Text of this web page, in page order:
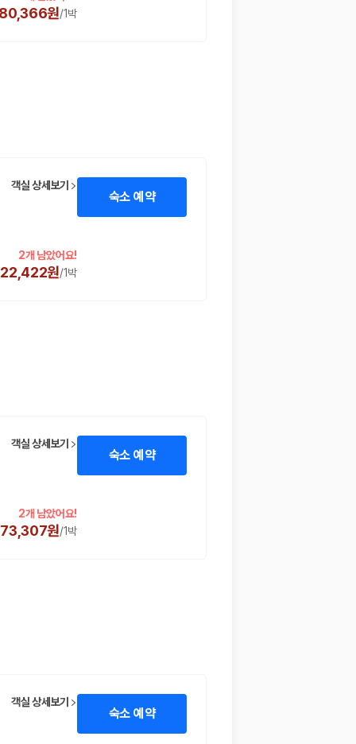
원/1박
객실 상세보기
2개 남았어요!
원/1박
숙소 예약
객실 상세보기
2개 남았어요!
원/1박
숙소 예약
객실 상세보기
숙소 예약